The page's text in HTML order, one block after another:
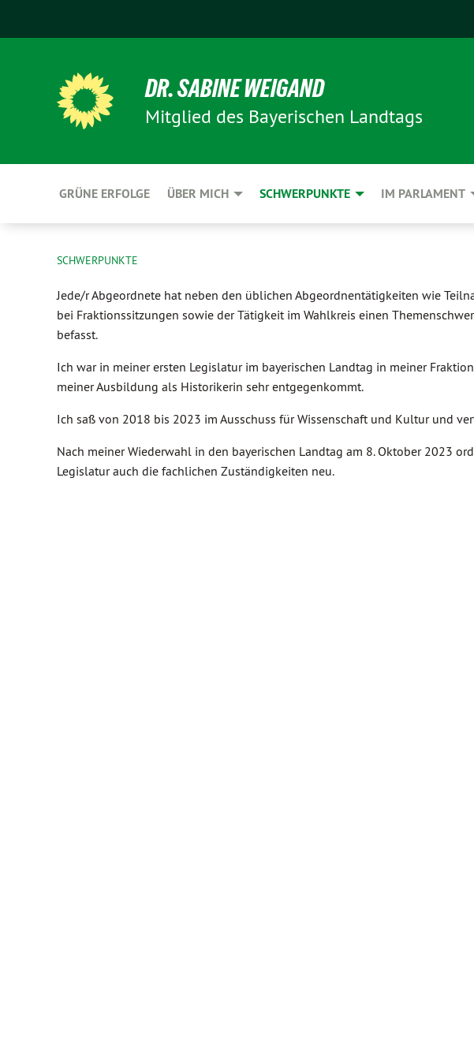
DR. SABINE WEIGAND
Mitglied des Bayerischen Landtags
GRÜNE ERFOLGE ÜBER MICH SCHWERPUNKTE IM PARLAMENT
SCHWERPUNKTE
Jede/r Abgeordnete hat neben den üblichen Abgeordnentätigkeiten wie
bei Fraktionssitzungen sowie der Tätigkeit im Wahlkreis einen
befasst.
Ich war in meiner ersten Legislatur im bayerischen Landtag in meiner
meiner Ausbildung als Historikerin sehr entgegenkommt.
Ich saß von 2018 bis 2023 im Ausschuss für Wissenschaft und Kultur und
Nach meiner Wiederwahl in den bayerischen Landtag am 8. Oktober 2023
Legislatur auch die fachlichen Zuständigkeiten neu.